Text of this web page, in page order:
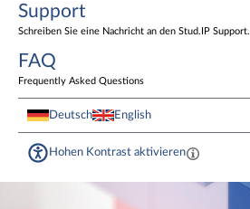
Support
Schreiben Sie eine Nachricht an den Stud.IP Support.
FAQ
Frequently Asked Questions
Deutsch English
Hohen Kontrast aktivieren